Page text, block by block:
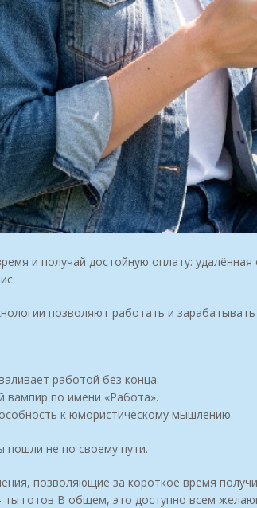
и получай достойную оплату:
позволяют работать и
работой без конца.
вампир по имени «Работа».
к юмористическому мышлению.
пошли не по своему пути.
позволяющие за короткое время
готов В общем, это доступно всем